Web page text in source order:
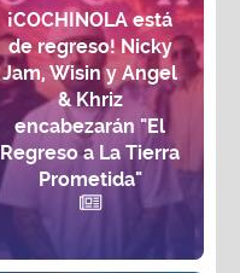
¡COCHINOLA está
de regreso! Nicky
Jam, Wisin y Angel
& Khriz
encabezarán "El
Regreso a La Tierra
Prometida"